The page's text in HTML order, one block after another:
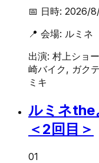
📅 日時: 2026/
📍 会場: ルミネ
出演: 村上ショ
崎バイク, ガク
ミキ
ルミネthe
＜2回目＞
01